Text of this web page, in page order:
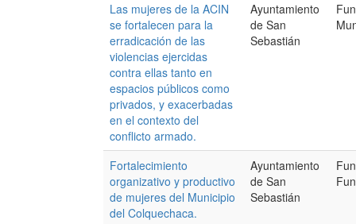
Las mujeres de la ACIN
se fortalecen para la
erradicación de las
violencias ejercidas
contra ellas tanto en
espacios públicos como
privados, y exacerbadas
en el contexto del
conflicto armado.
Ayuntamiento
de San
Sebastián
Fortalecimiento
organizativo y productivo
de mujeres del Municipio
del Colquechaca.
Ayuntamiento
de San
Sebastián